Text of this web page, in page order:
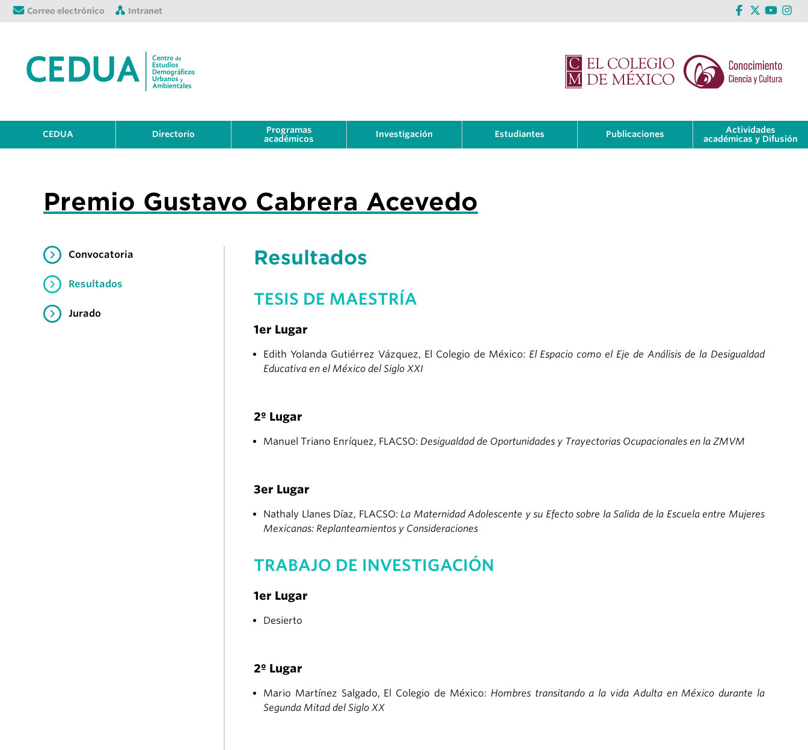
Correo electrónico Intranet
CEDUA Directorio
Programas
académicos
Investigación Estudiantes Publicaciones
Actividades
académicas y Difusión
Premio Gustavo Cabrera Acevedo
Convocatoria
Resultados
Jurado
Resultados
TESIS DE MAESTRÍA
1er Lugar
Edith Yolanda Gutiérrez Vázquez, El Colegio de México: El Espacio como el Eje de Análisis de la Desigualdad
Educativa en el México del Siglo XXI
2º Lugar
Manuel Triano Enríquez, FLACSO: Desigualdad de Oportunidades y Trayectorias Ocupacionales en la ZMVM
3er Lugar
Nathaly Llanes Díaz, FLACSO: La Maternidad Adolescente y su Efecto sobre la Salida de la Escuela entre Mujeres
Mexicanas: Replanteamientos y Consideraciones
TRABAJO DE INVESTIGACIÓN
1er Lugar
Desierto
2º Lugar
Mario Martínez Salgado, El Colegio de México: Hombres transitando a la vida Adulta en México durante la
Segunda Mitad del Siglo XX